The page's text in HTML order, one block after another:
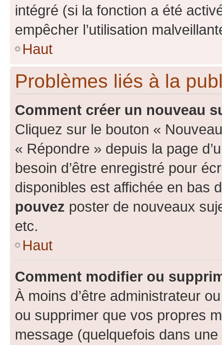
intégré (si la fonction a été
empêcher l’utilisation
Haut
Problèmes liés à la
Comment créer un nouveau
Cliquez sur le bouton «
« Répondre » depuis la page
besoin d’être enregistré pour
disponibles est affichée en bas
pouvez poster de nouveaux
etc.
Haut
Comment modifier ou
À moins d’être administrateur
ou supprimer que vos propres
message (quelquefois dans